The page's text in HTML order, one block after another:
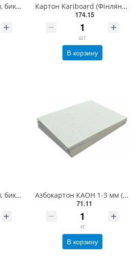
Прокладка Ду , 16 атм, биконит, (24х18х3мм), для счетчика, газ, ГАЛЛУС
Картон Kariboard (Фінляндія) 900 - 1,25 ммх1000х1500 мм
174.15
шт
В корзину
Прокладка Ду , 16 атм, биконит, (30х23х2мм), для счетчика, газ, ВІЗАР
Азбокартон КАОН 1-3 мм (800х1000 мм, 3 кг)
71.11
кг
В корзину